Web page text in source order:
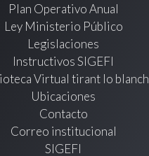
Plan Operativo Anual
Ley Ministerio Público
Legislaciones
Instructivos SIGEFI
Virtual tirant lo blanch
Ubicaciones
Contacto
Correo institucional
SIGEFI